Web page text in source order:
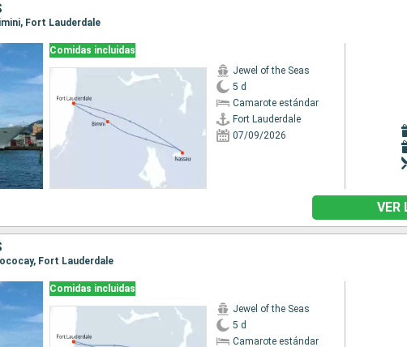
Fort Lauderdale
Comidas incluidas
Jewel of the Seas
5 d
Camarote estándar
Fort Lauderdale
07/09/2026
VER
Fort Lauderdale
Comidas incluidas
Jewel of the Seas
5 d
Camarote estándar